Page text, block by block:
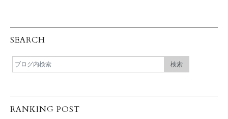
SEARCH
RANKING POST